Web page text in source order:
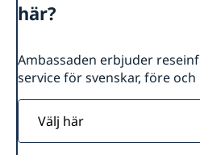
Lediga tjänster
Ambassadens personal
OSL-beskrivning
Vi är en resurs för svenska
Team Sweden
Anmäl handelshinder
Aktuellt
Nyheter
här?
Ambassaden erbjuder
service för svenskar, före
Välj
här